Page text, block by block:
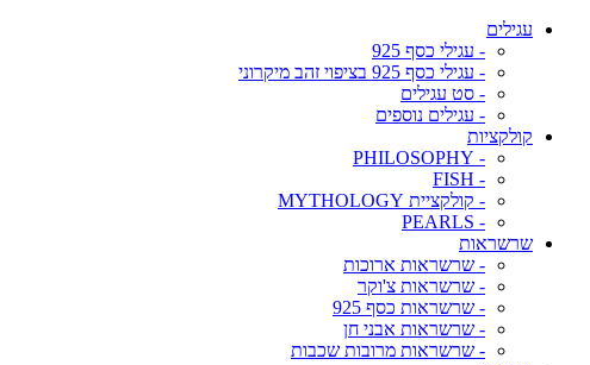
עגילים
- עגילי כסף 925
- עגילי כסף 925 בציפוי זהב מיקרוני
- סט עגילים
- עגילים נוספים
קולקציות
- PHILOSOPHY
- FISH
- קולקציית MYTHOLOGY
- PEARLS
שרשראות
- שרשראות ארוכות
- שרשראות צ'וקר
- שרשראות כסף 925
- שרשראות אבני חן
- שרשראות מרובות שכבות